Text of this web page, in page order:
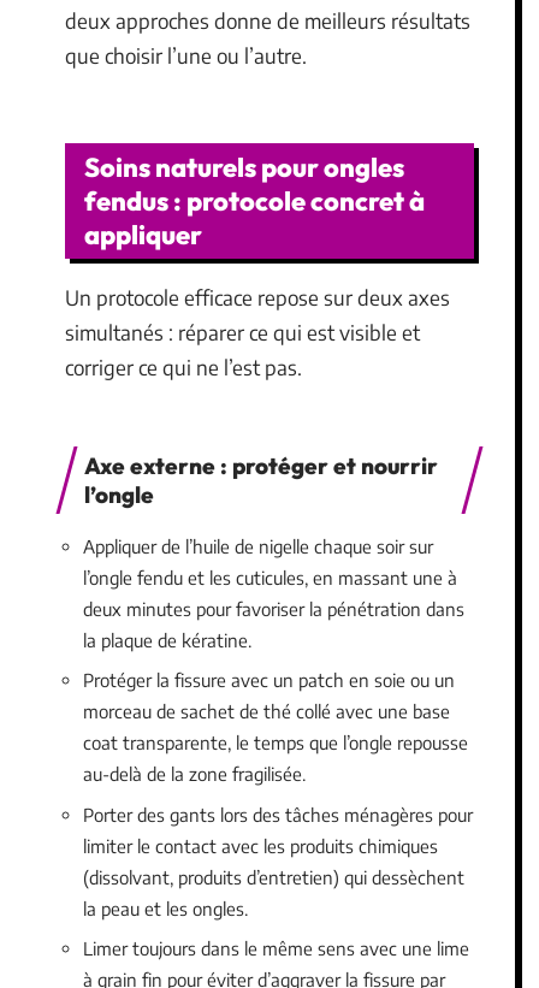
deux approches donne de meilleurs résultats
que choisir l’une ou l’autre.
Soins naturels pour ongles
fendus : protocole concret à
appliquer
Un protocole efficace repose sur deux axes
simultanés : réparer ce qui est visible et
corriger ce qui ne l’est pas.
Axe externe : protéger et nourrir
l’ongle
Appliquer de l’huile de nigelle chaque soir sur
l’ongle fendu et les cuticules, en massant une à
deux minutes pour favoriser la pénétration dans
la plaque de kératine.
Protéger la fissure avec un patch en soie ou un
morceau de sachet de thé collé avec une base
coat transparente, le temps que l’ongle repousse
au-delà de la zone fragilisée.
Porter des gants lors des tâches ménagères pour
limiter le contact avec les produits chimiques
(dissolvant, produits d’entretien) qui dessèchent
la peau et les ongles.
Limer toujours dans le même sens avec une lime
à grain fin pour éviter d’aggraver la fissure par